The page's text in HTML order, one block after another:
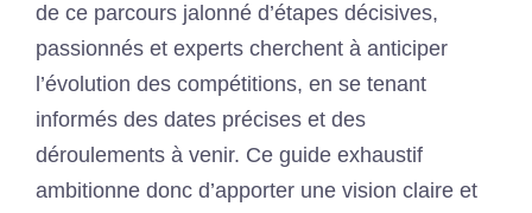
de ce parcours jalonné d’étapes décisives,
passionnés et experts cherchent à anticiper
l’évolution des compétitions, en se tenant
informés des dates précises et des
déroulements à venir. Ce guide exhaustif
ambitionne donc d’apporter une vision claire et